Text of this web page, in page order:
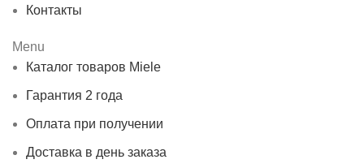
Контакты
Menu
Каталог товаров Miele
Гарантия 2 года
Оплата при получении
Доставка в день заказа